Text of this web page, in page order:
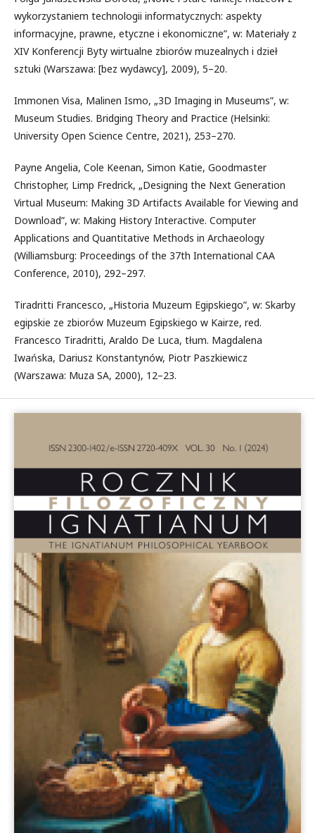
wykorzystaniem technologii informatycznych: aspekty
informacyjne, prawne, etyczne i ekonomiczne”, w: Materiały z
XIV Konferencji Byty wirtualne zbiorów muzealnych i dzieł
sztuki (Warszawa: [bez wydawcy], 2009), 5–20.
Immonen Visa, Malinen Ismo, „3D Imaging in Museums”, w:
Museum Studies. Bridging Theory and Practice (Helsinki:
University Open Science Centre, 2021), 253–270.
Payne Angelia, Cole Keenan, Simon Katie, Goodmaster
Christopher, Limp Fredrick, „Designing the Next Generation
Virtual Museum: Making 3D Artifacts Available for Viewing and
Download”, w: Making History Interactive. Computer
Applications and Quantitative Methods in Archaeology
(Williamsburg: Proceedings of the 37th International CAA
Conference, 2010), 292–297.
Tiradritti Francesco, „Historia Muzeum Egipskiego”, w: Skarby
egipskie ze zbiorów Muzeum Egipskiego w Kairze, red.
Francesco Tiradritti, Araldo De Luca, tłum. Magdalena
Iwańska, Dariusz Konstantynów, Piotr Paszkiewicz
(Warszawa: Muza SA, 2000), 12–23.